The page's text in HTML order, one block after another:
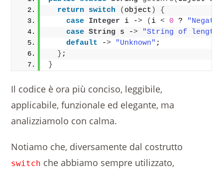
return switch ( object )
{
case Integer i -> ( i < 0 ?
case String s ->
"String of length
default -> "Unknown" ;
} ;
}
Il codice è ora più conciso, leggibile,
applicabile, funzionale ed elegante, ma
analizziamolo con calma.
Notiamo che, diversamente dal costrutto
switch che abbiamo sempre utilizzato,